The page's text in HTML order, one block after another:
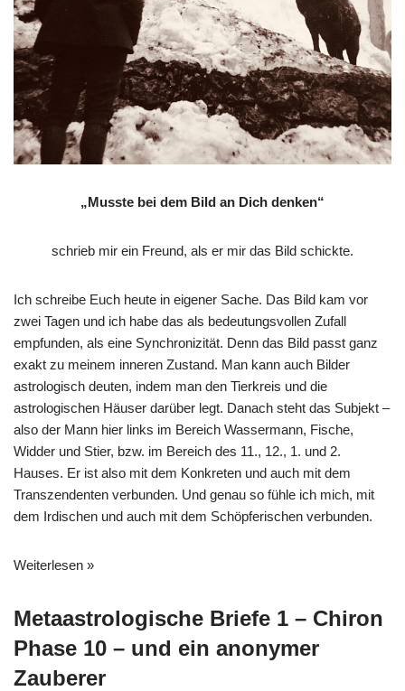
„Musste bei dem Bild an Dich denken“
schrieb mir ein Freund, als er mir das Bild schickte.
Ich schreibe Euch heute in eigener Sache. Das Bild kam vor
zwei Tagen und ich habe das als bedeutungsvollen Zufall
empfunden, als eine Synchronizität. Denn das Bild passt ganz
exakt zu meinem inneren Zustand. Man kann auch Bilder
astrologisch deuten, indem man den Tierkreis und die
astrologischen Häuser darüber legt. Danach steht das Subjekt –
also der Mann hier links im Bereich Wassermann, Fische,
Widder und Stier, bzw. im Bereich des 11., 12., 1. und 2.
Hauses. Er ist also mit dem Konkreten und auch mit dem
Transzendenten verbunden. Und genau so fühle ich mich, mit
dem Irdischen und auch mit dem Schöpferischen verbunden.
Weiterlesen »
Metaastrologische Briefe 1 – Chiron
Phase 10 – und ein anonymer
Zauberer